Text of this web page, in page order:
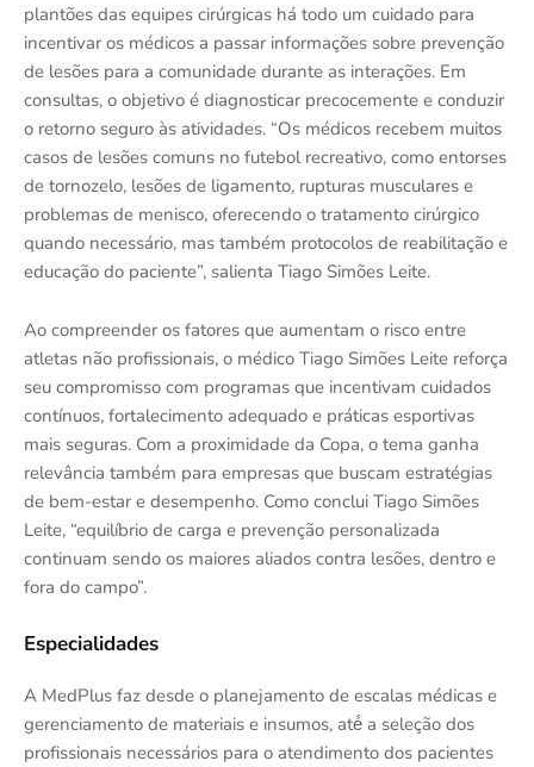
plantões das equipes cirúrgicas há todo um cuidado para
incentivar os médicos a passar informações sobre prevenção
de lesões para a comunidade durante as interações. Em
consultas, o objetivo é diagnosticar precocemente e conduzir
o retorno seguro às atividades. “Os médicos recebem muitos
casos de lesões comuns no futebol recreativo, como entorses
de tornozelo, lesões de ligamento, rupturas musculares e
problemas de menisco, oferecendo o tratamento cirúrgico
quando necessário, mas também protocolos de reabilitação e
educação do paciente”, salienta Tiago Simões Leite.
Ao compreender os fatores que aumentam o risco entre
atletas não profissionais, o médico Tiago Simões Leite reforça
seu compromisso com programas que incentivam cuidados
contínuos, fortalecimento adequado e práticas esportivas
mais seguras. Com a proximidade da Copa, o tema ganha
relevância também para empresas que buscam estratégias
de bem-estar e desempenho. Como conclui Tiago Simões
Leite, “equilíbrio de carga e prevenção personalizada
continuam sendo os maiores aliados contra lesões, dentro e
fora do campo”.
Especialidades
A MedPlus faz desde o planejamento de escalas médicas e
gerenciamento de materiais e insumos, até́ a seleção dos
profissionais necessários para o atendimento dos pacientes